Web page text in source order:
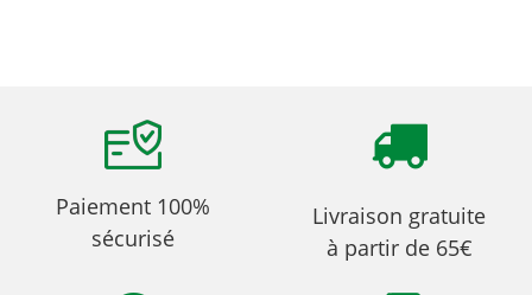
Paiement 100%
sécurisé
Livraison gratuite
à partir de 65€